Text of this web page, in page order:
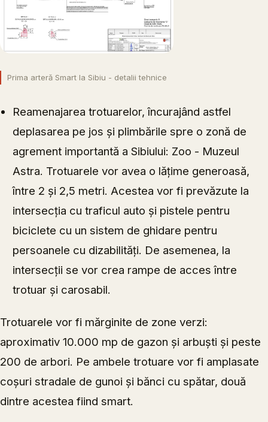
Prima arteră Smart la Sibiu - detalii tehnice
Reamenajarea trotuarelor, încurajând astfel
deplasarea pe jos și plimbările spre o zonă de
agrement importantă a Sibiului: Zoo - Muzeul
Astra. Trotuarele vor avea o lățime generoasă,
între 2 și 2,5 metri. Acestea vor fi prevăzute la
intersecția cu traficul auto și pistele pentru
biciclete cu un sistem de ghidare pentru
persoanele cu dizabilități. De asemenea, la
intersecții se vor crea rampe de acces între
trotuar și carosabil.
Trotuarele vor fi mărginite de zone verzi:
aproximativ 10.000 mp de gazon și arbuști și peste
200 de arbori. Pe ambele trotuare vor fi amplasate
coșuri stradale de gunoi și bănci cu spătar, două
dintre acestea fiind smart.